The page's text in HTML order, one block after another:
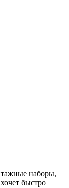
наборы,
быстро